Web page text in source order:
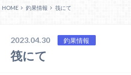
HOME 釣果情報 筏にて
2023.04.30 釣果情報
筏にて